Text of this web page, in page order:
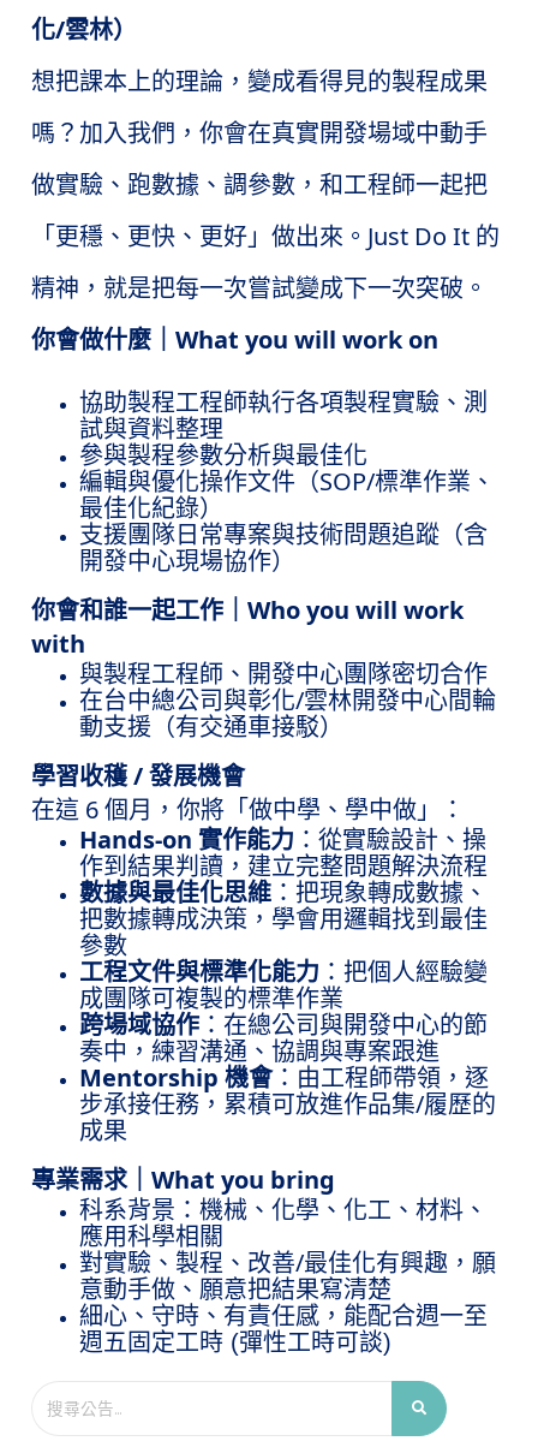
化/雲林）
想把課本上的理論，變成看得見的製程成果
嗎？加入我們，你會在真實開發場域中動手
做實驗、跑數據、調參數，和工程師一起把
「更穩、更快、更好」做出來。 Just Do It 的
精神，就是把每一次嘗試變成下一次突破。
你會做什麼｜What you will work on
協助製程工程師執行各項製程實驗、測
試與資料整理
參與製程參數分析與最佳化
編輯與優化操作文件（SOP/標準作業、
最佳化紀錄）
支援團隊日常專案與技術問題追蹤（含
開發中心現場協作）
你會和誰一起工作｜Who you will work
with
與製程工程師、開發中心團隊密切合作
在台中總公司與彰化/雲林開發中心間輪
動支援（有交通車接駁）
學習收穫/發展機會
在這 6個月，你將「做中學、學中做」：
Hands-on 實作能力 ：從實驗設計、操
作到結果判讀，建立完整問題解決流程
數據與最佳化思維 ：把現象轉成數據、
把數據轉成決策，學會用邏輯找到最佳
參數
工程文件與標準化能力 ：把個人經驗變
成團隊可複製的標準作業
跨場域協作 ：在總公司與開發中心的節
奏中，練習溝通、協調與專案跟進
Mentorship機會：由工程師帶領，逐
步承接任務，累積可放進作品集/履歷的
成果
專業需求｜What you bring
科系背景：機械、化學、化工、材料、
應用科學相關
對實驗、製程、改善/最佳化有興趣，願
意動手做、願意把結果寫清楚
細心、守時、有責任感，能配合週一至
週五固定工時 (彈性工時可談)